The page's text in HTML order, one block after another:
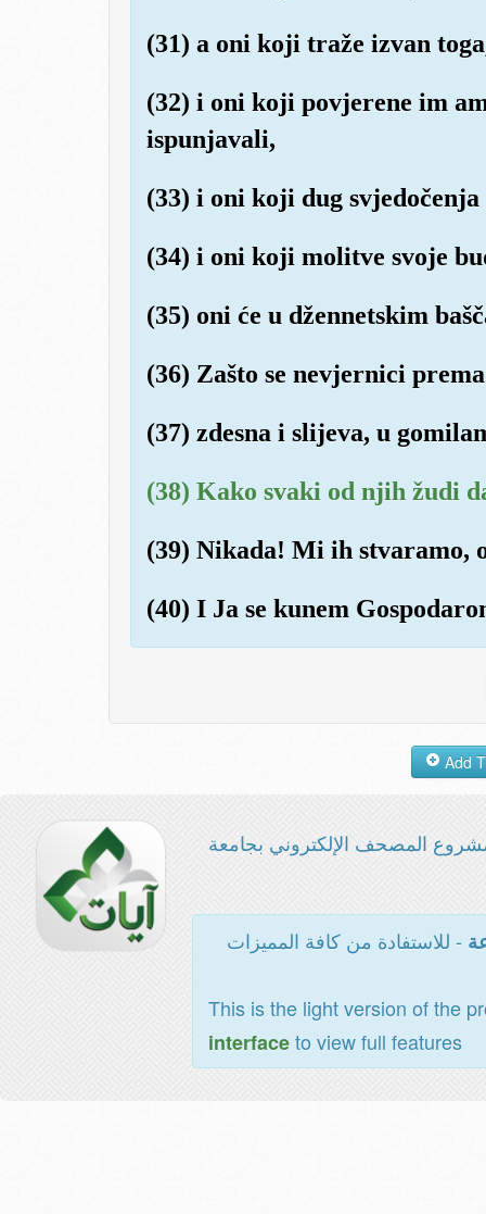
(31) a oni koji traže izvan
(32) i oni koji povjerene im
ispunjavali,
(33) i oni koji dug
(34) i oni koji molitve svoje
(35) oni će u džennetskim
(36) Zašto se nevjernici
(37) zdesna i slijeva, u
(38) Kako svaki od njih žudi
(39) Nikada! Mi ih stvaramo,
(40) I Ja se kunem
المصحف الإلكتروني بجامعة
- للاستفادة من كافة المميزات
This is the light version of the
interfaceto view full features